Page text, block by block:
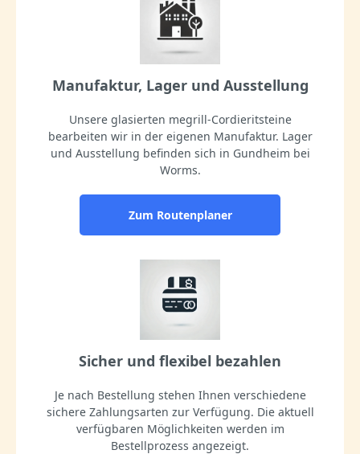
Manufaktur, Lager und Ausstellung
Unsere glasierten megrill-Cordieritsteine
bearbeiten wir in der eigenen Manufaktur. Lager
und Ausstellung befinden sich in Gundheim bei
Worms.
Zum Routenplaner
Sicher und flexibel bezahlen
Je nach Bestellung stehen Ihnen verschiedene
sichere Zahlungsarten zur Verfügung. Die aktuell
verfügbaren Möglichkeiten werden im
Bestellprozess angezeigt.